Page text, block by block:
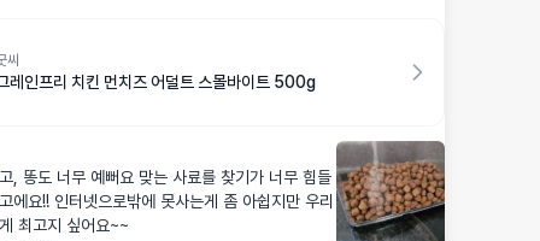
씨
레인프리 치킨 먼치즈 어덜트 스몰바이트 500g
, 똥도 너무 예뻐요 맞는 사료를 찾기가 너무 힘들
에요!! 인터넷으로밖에 못사는게 좀 아쉽지만 우리
최고지 싶어요~~